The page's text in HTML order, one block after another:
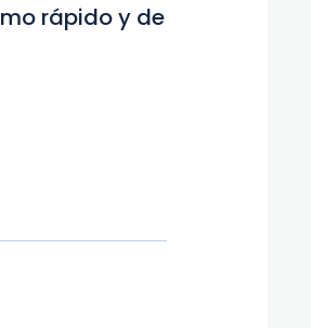
rápido y de